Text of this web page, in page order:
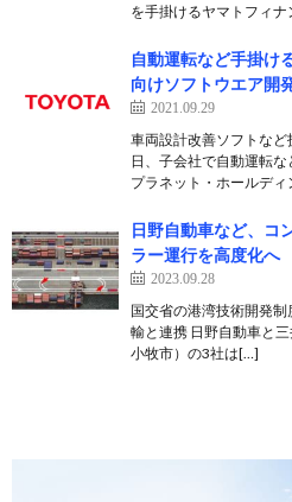
を手掛けるヤマトフィ
自動運転など手掛け
向けソフトウエア開
2021.09.29
車両設計改善ソフトな
日、子会社で自動運転
プラネット・ホールデ
日野自動車など、コ
ラー運行を高度化へ
2023.09.28
国交省の港湾技術開発
輸と連携 日野自動車と
小牧市）の3社は[…]